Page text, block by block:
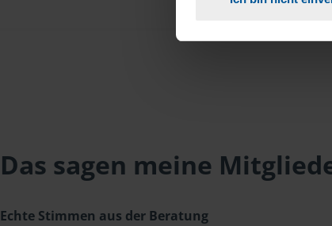
Das sagen meine
Echte Stimmen aus der Beratung